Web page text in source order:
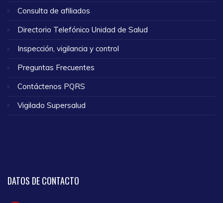
Consulta de afiliados
Directorio Telefónico Unidad de Salud
Inspección, vigilancia y control
Preguntas Frecuentes
Contáctenos PQRS
Vigilado Supersalud
DATOS DE CONTACTO